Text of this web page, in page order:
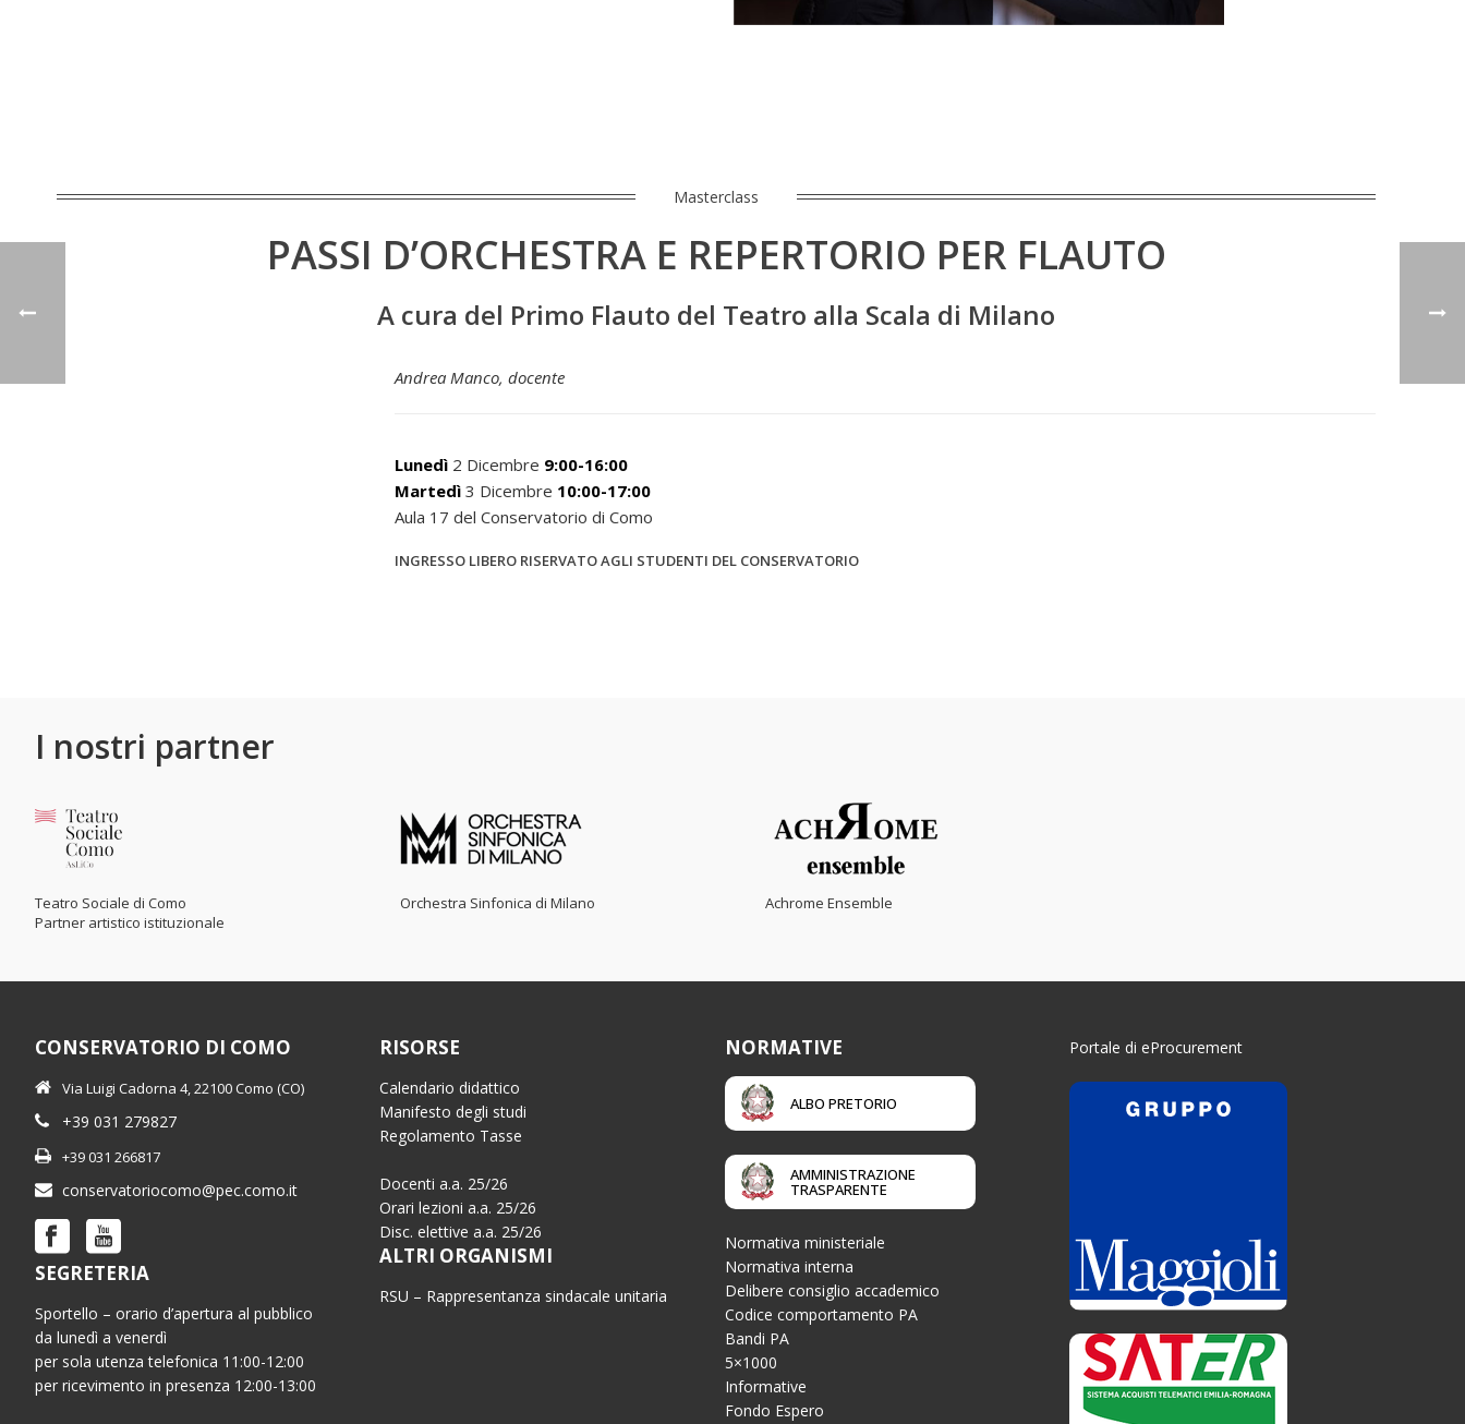
Masterclass
PASSI D’ORCHESTRA E REPERTORIO PER FLAUTO
A cura del Primo Flauto del Teatro alla Scala di Milano
Andrea Manco, docente
Lunedì 2 Dicembre 9:00-16:00
Martedì 3 Dicembre 10:00-17:00
Aula 17 del Conservatorio di Como
INGRESSO LIBERO RISERVATO AGLI STUDENTI DEL CONSERVATORIO
I nostri partner
Teatro Sociale di Como
Partner artistico istituzionale
Orchestra Sinfonica di Milano Achrome Ensemble
CONSERVATORIO DI COMO
Via Luigi Cadorna 4, 22100 Como (CO)
+39 031 279827
+39 031 266817
conservatoriocomo@pec.como.it
SEGRETERIA
Sportello – orario d’apertura al pubblico
da lunedì a venerdì
per sola utenza telefonica 11:00-12:00
per ricevimento in presenza 12:00-13:00
RISORSE
Calendario didattico
Manifesto degli studi
Regolamento Tasse
Docenti a.a. 25/26
Orari lezioni a.a. 25/26
Disc. elettive a.a. 25/26
ALTRI ORGANISMI
RSU – Rappresentanza sindacale unitaria
NORMATIVE
ALBO PRETORIO
AMMINISTRAZIONE
TRASPARENTE
Normativa ministeriale
Normativa interna
Delibere consiglio accademico
Codice comportamento PA
Bandi PA
5×1000
Informative
Fondo Espero
Portale di eProcurement